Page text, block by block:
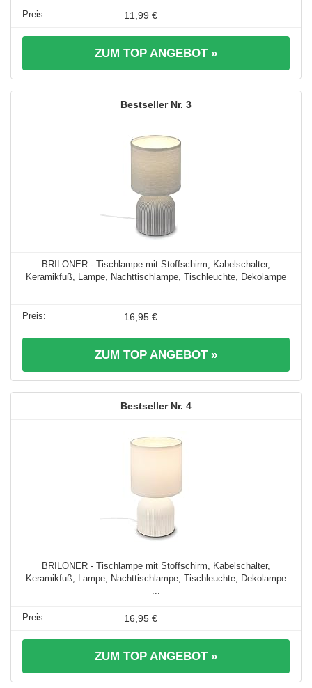
11,99 €
ZUM TOP ANGEBOT »
3
BRILONER - Tischlampe mit Stoffschirm, Kabelschalter,
Keramikfuß, Lampe, Nachttischlampe, Tischleuchte, Dekolampe
16,95 €
ZUM TOP ANGEBOT »
4
BRILONER - Tischlampe mit Stoffschirm, Kabelschalter,
Keramikfuß, Lampe, Nachttischlampe, Tischleuchte, Dekolampe
16,95 €
ZUM TOP ANGEBOT »